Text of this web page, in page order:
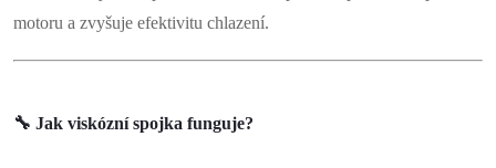
d
c
motoru a zvyšuje efektivitu chlazení.
🔧 Jak viskózní spojka funguje?